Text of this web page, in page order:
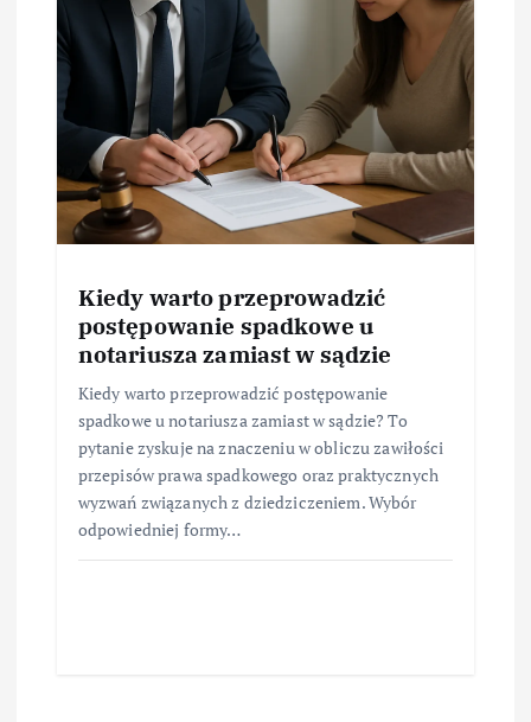
Kiedy warto przeprowadzić
postępowanie spadkowe u
notariusza zamiast w sądzie
Kiedy warto przeprowadzić postępowanie
spadkowe u notariusza zamiast w sądzie? To
pytanie zyskuje na znaczeniu w obliczu zawiłości
przepisów prawa spadkowego oraz praktycznych
wyzwań związanych z dziedziczeniem. Wybór
odpowiedniej formy…